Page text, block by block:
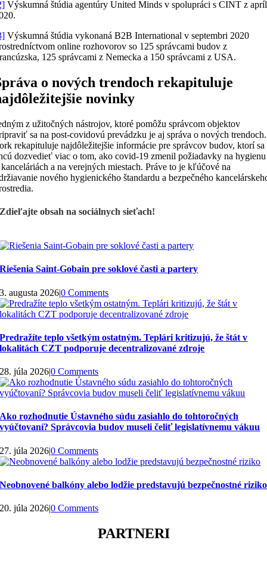
Výskumná štúdia agentúry United Minds v spolupráci s CINT z
Výskumná štúdia vykonaná B2B International v septembri 2020
online rozhovorov so 125 správcami budov z
125 správcami z Nemecka a 150 správcami z USA.
o nových trendoch rekapituluje
novinky
z užitočných nástrojov, ktoré pomôžu správcom objektov
sa na post-covidovú prevádzku je aj správa o nových trendoch.
rekapituluje najdôležitejšie informácie pre správcov budov, ktorí sa
dozvedieť viac o tom, ako covid-19 zmenil požiadavky na hygienu
a na verejných miestach. Práve to je kľúčové na
nového hygienického štandardu a bezpečného
Zdieľajte obsah na sociálnych sieťach!
Riešenia Saint-Gobain pre soklové časti a partery
3. augusta 2026|0 Comments
Predražíte teplo všetkým ostatným. Teplári kritizujú, že štát v
lokalitách CZT podporuje decentralizované zdroje
28. júla 2026|0 Comments
Ako rozhodnutie Ústavného súdu zasiahlo do tohtoročných
vyúčtovaní? Správcovia budov museli čeliť legislatívnemu vákuu
27. júla 2026|0 Comments
Neobnovené balkóny alebo lodžie predstavujú bezpečnostné riziko
20. júla 2026|0 Comments
PARTNERI